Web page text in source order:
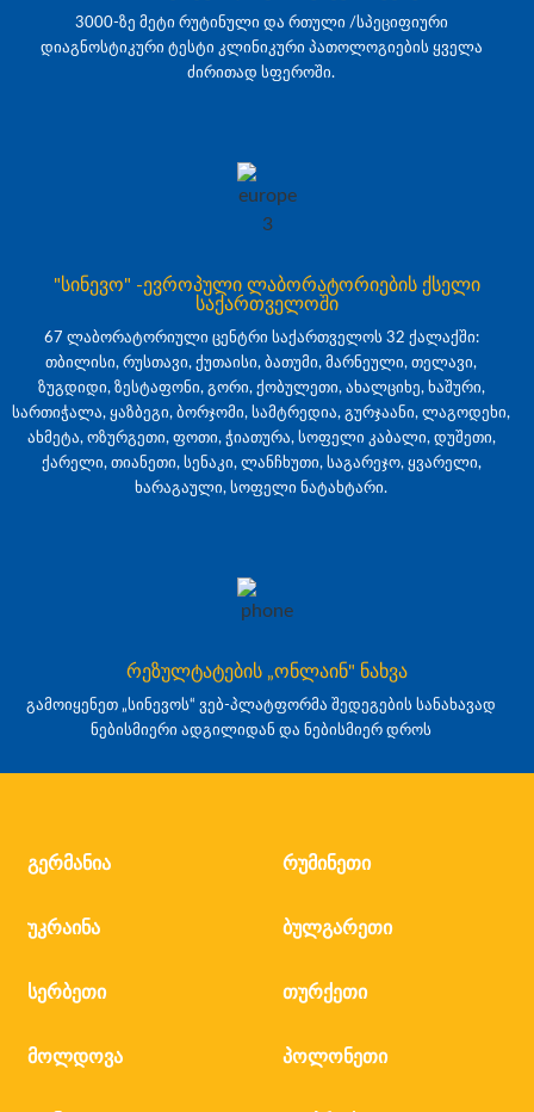
3000-ზე მეტი რუტინული და რთული /სპეციფიური
დიაგნოსტიკური ტესტი კლინიკური პათოლოგიების ყველა
ძირითად სფეროში.
"სინევო" -ევროპული ლაბორატორიების ქსელი
საქართველოში
67 ლაბორატორიული ცენტრი საქართველოს 32 ქალაქში:
თბილისი, რუსთავი, ქუთაისი, ბათუმი, მარნეული, თელავი,
ზუგდიდი, ზესტაფონი, გორი, ქობულეთი, ახალციხე, ხაშური,
სართიჭალა, ყაზბეგი, ბორჯომი, სამტრედია, გურჯაანი, ლაგოდეხი,
ახმეტა, ოზურგეთი, ფოთი, ჭიათურა, სოფელი კაბალი, დუშეთი,
ქარელი, თიანეთი, სენაკი, ლანჩხუთი, საგარეჯო, ყვარელი,
ხარაგაული, სოფელი ნატახტარი.
რეზულტატების „ონლაინ" ნახვა
გამოიყენეთ „სინევოს“ ვებ-პლატფორმა შედეგების სანახავად
ნებისმიერი ადგილიდან და ნებისმიერ დროს
გერმანია რუმინეთი
უკრაინა ბულგარეთი
სერბეთი თურქეთი
მოლდოვა პოლონეთი